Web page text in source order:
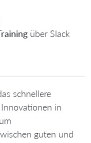
über Slack
schnellere
in
guten und